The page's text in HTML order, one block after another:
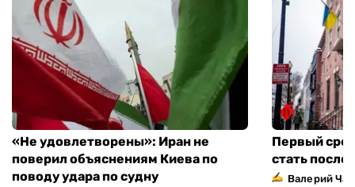
«Не удовлетворены»: Иран не
поверил объяснениям Киева по
поводу удара по судну
Первый
стать
Валерий